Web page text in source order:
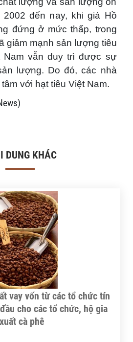
đến nay, khi giá Hồ
đứng ở mức thấp, trong
giảm mạnh sản lượng tiêu
Nam vẫn duy trì được sự
lượng. Do đó, các nhà
với hạt tiêu Việt Nam.
DUNG KHÁC
vay vốn từ các tổ chức tín
cho các tổ chức, hộ gia
cà phê